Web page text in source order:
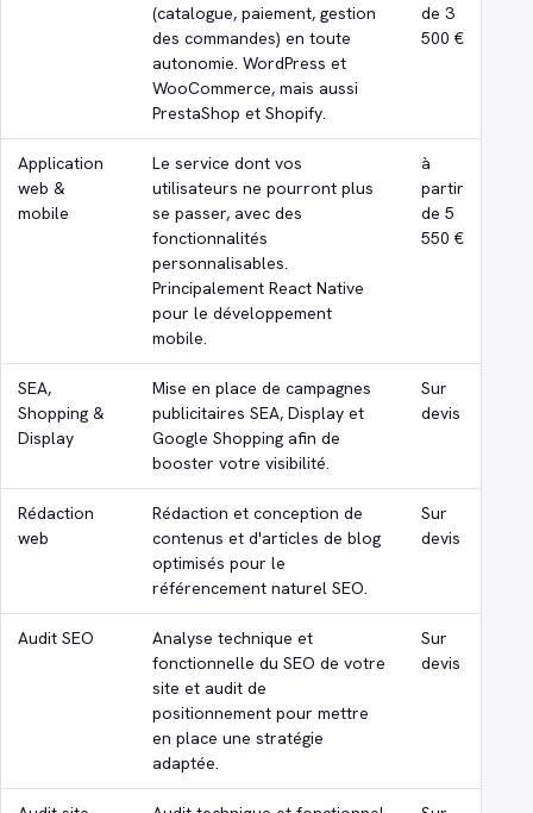
(catalogue, paiement, gestion
des commandes) en toute
autonomie. WordPress et
WooCommerce, mais aussi
PrestaShop et Shopify.
de 3
500 €
Application
web &
mobile
Le service dont vos
utilisateurs ne pourront plus
se passer, avec des
fonctionnalités
personnalisables.
Principalement React Native
pour le développement
mobile.
à
partir
de 5
550 €
SEA,
Shopping &
Display
Mise en place de campagnes
publicitaires SEA, Display et
Google Shopping afin de
booster votre visibilité.
Sur
devis
Rédaction
web
Rédaction et conception de
contenus et d'articles de blog
optimisés pour le
référencement naturel SEO.
Sur
devis
Audit SEO
Analyse technique et
fonctionnelle du SEO de votre
site et audit de
positionnement pour mettre
en place une stratégie
adaptée.
Sur
devis